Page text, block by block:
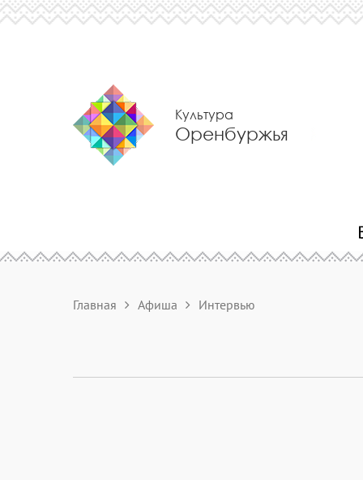
Культура
Оренбуржья
Главная Афиша Интервью